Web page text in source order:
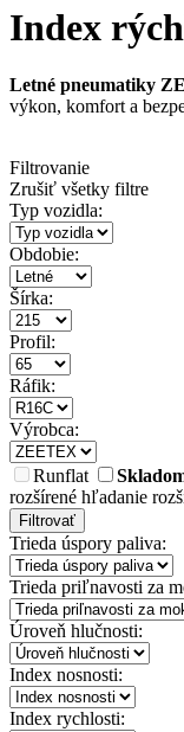
Index
Letné pneumatiky
výkon, komfort a
Filtrovanie
Zrušiť všetky filtre
Typ vozidla:
Obdobie:
Šírka:
Profil:
Ráfik:
Výrobca:
Runflat
rozšírené hľadanie
Filtrovať
Trieda úspory paliva:
Trieda priľnavosti za
Úroveň hlučnosti:
Index nosnosti:
Index rychlosti: